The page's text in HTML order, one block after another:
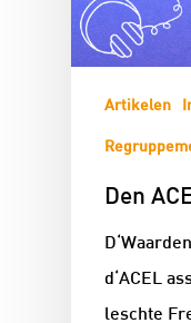
Artikelen
Den
d‘ACEL
leschte